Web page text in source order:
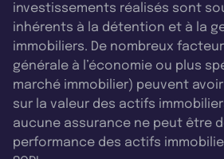
investissements réalisés sont
inhérents à la détention et à la
immobiliers. De nombreux
générale à l’économie ou plus
marché immobilier) peuvent
sur la valeur des actifs
aucune assurance ne peut être
performance des actifs